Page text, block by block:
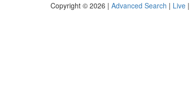
Copyright © 2026 | Advanced Search | Live |